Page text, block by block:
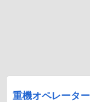
重機オペレータ